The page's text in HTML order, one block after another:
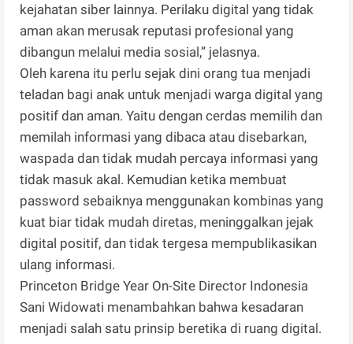
kejahatan siber lainnya. Perilaku digital yang tidak
aman akan merusak reputasi profesional yang
dibangun melalui media sosial,” jelasnya.
Oleh karena itu perlu sejak dini orang tua menjadi
teladan bagi anak untuk menjadi warga digital yang
positif dan aman. Yaitu dengan cerdas memilih dan
memilah informasi yang dibaca atau disebarkan,
waspada dan tidak mudah percaya informasi yang
tidak masuk akal. Kemudian ketika membuat
password sebaiknya menggunakan kombinas yang
kuat biar tidak mudah diretas, meninggalkan jejak
digital positif, dan tidak tergesa mempublikasikan
ulang informasi.
Princeton Bridge Year On-Site Director Indonesia
Sani Widowati menambahkan bahwa kesadaran
menjadi salah satu prinsip beretika di ruang digital.